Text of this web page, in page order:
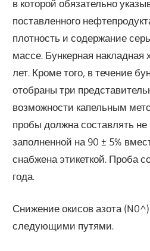
в которой обязательно
поставленного
плотность и содержание
массе. Бункерная накладная
лет. Кроме того, в течение
отобраны три
возможности капельным
пробы должна составлять
заполненной на 90 ± 5%
снабжена этикеткой. Проба
года.
Снижение окисов азота
следующими путями.